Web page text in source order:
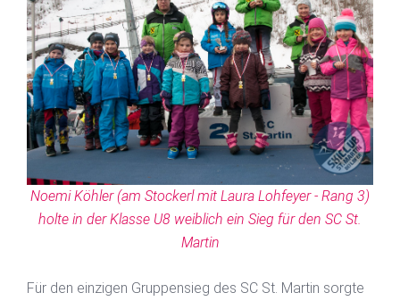
Noemi Köhler (am Stockerl mit Laura Lohfeyer - Rang 3)
holte in der Klasse U8 weiblich ein Sieg für den SC St.
Martin
Für den einzigen Gruppensieg des SC St. Martin sorgte